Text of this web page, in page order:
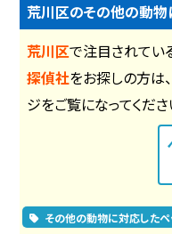
荒川区のその他の動
荒川区で注目されてい
探偵社をお探しの方は
ジをご覧になってくださ
その他の動物に対応した